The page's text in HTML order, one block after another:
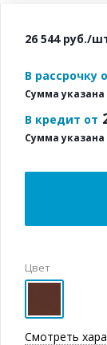
26 544руб./
В рассрочку
Сумма
В кредит от
Сумма
Цвет
Смотреть